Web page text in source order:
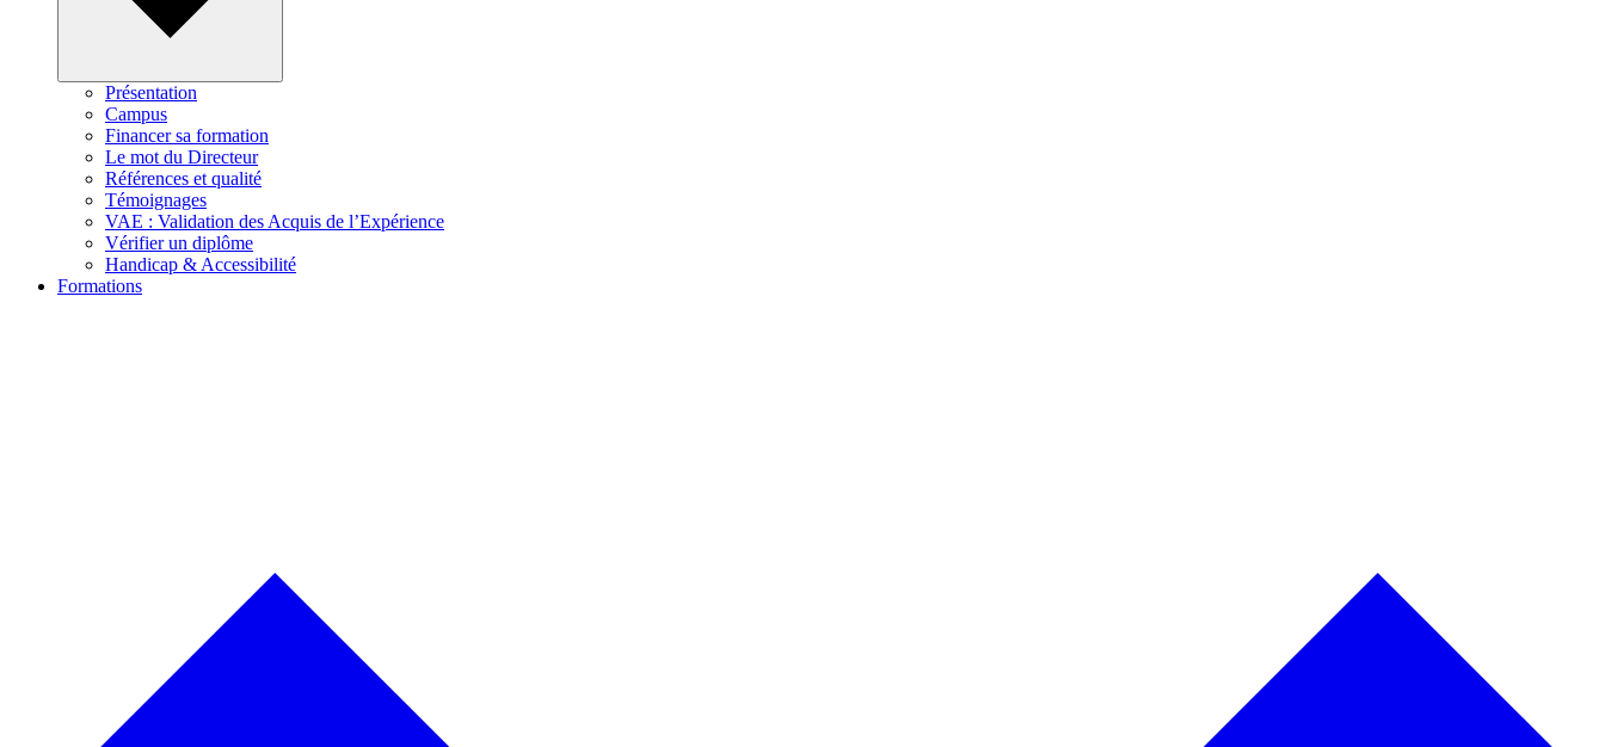
Présentation
Campus
Financer sa formation
Le mot du Directeur
Références et qualité
Témoignages
VAE : Validation des Acquis de l’Expérience
Vérifier un diplôme
Handicap & Accessibilité
Formations